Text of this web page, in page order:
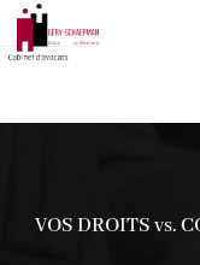
VOS DROITS vs.